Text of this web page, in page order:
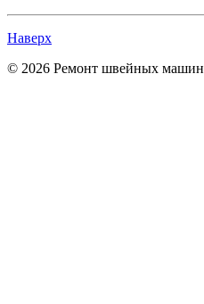
Наверх
© 2026 Ремонт швейных машин